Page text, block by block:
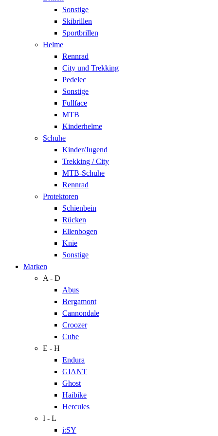
Sonstige
Skibrillen
Sportbrillen
Helme
Rennrad
City und Trekking
Pedelec
Sonstige
Fullface
MTB
Kinderhelme
Schuhe
Kinder/Jugend
Trekking / City
MTB-Schuhe
Rennrad
Protektoren
Schienbein
Rücken
Ellenbogen
Knie
Sonstige
Marken
A - D
Abus
Bergamont
Cannondale
Croozer
Cube
E - H
Endura
GIANT
Ghost
Haibike
Hercules
I - L
i:SY